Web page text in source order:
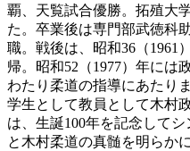
覇、天覧試合優勝。拓殖大
た。卒業後は専門部武徳科
職。戦後は、昭和36（1961
帰。昭和52（1977）年には
わたり柔道の指導にあたりま
学生として教員として木村
は、生誕100年を記念して
と木村柔道の真髄を明らか